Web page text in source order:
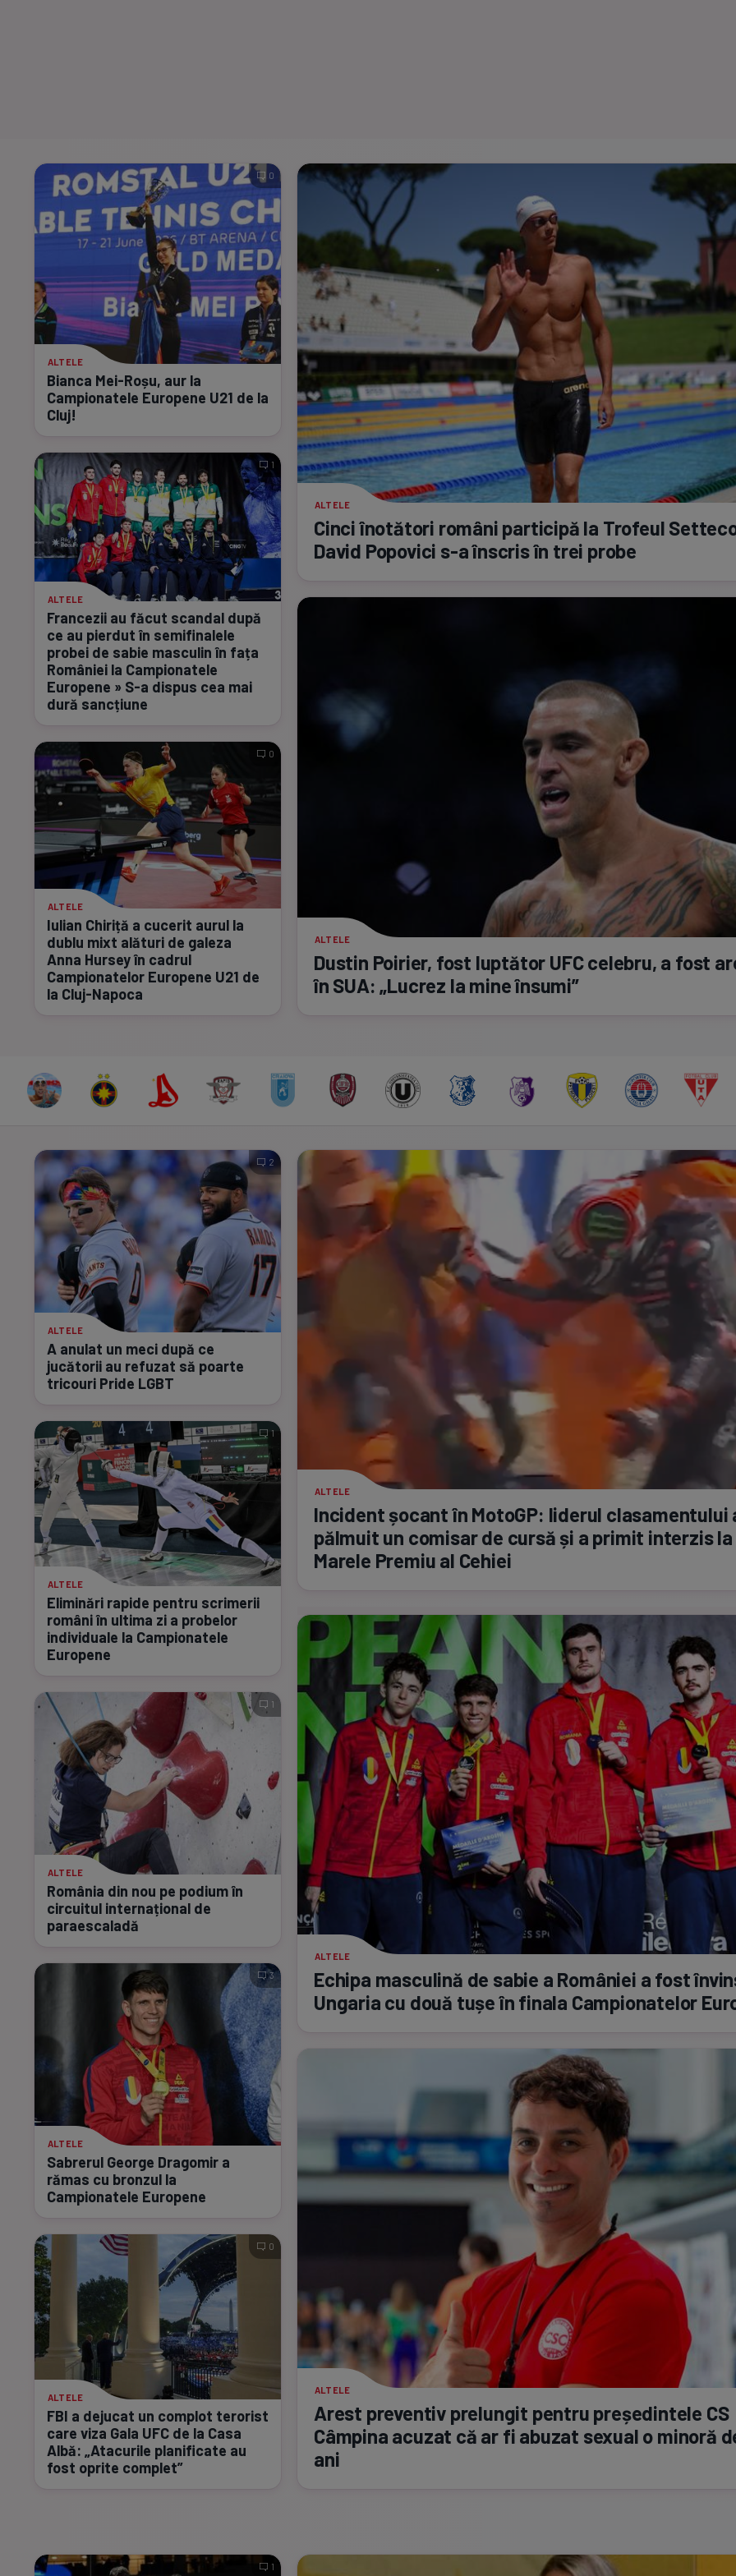
ALTELE
Bianca Mei-Roșu, aur la
Campionatele Europene U21 de la
Cluj!
0
ALTELE
Francezii au făcut scandal după
ce au pierdut în semifinalele
probei de sabie masculin în fața
României la Campionatele
Europene » S-a dispus cea mai
dură sancțiune
1
ALTELE
Iulian Chiriță a cucerit aurul la
dublu mixt alături de galeza
Anna Hursey în cadrul
Campionatelor Europene U21 de
la Cluj-Napoca
0
ALTELE
Cinci înotători români participă la Trofeul
David Popovici s-aînscris în trei probe
ALTELE
Dustin Poirier, fost luptător UFC celebru, a fost
în SUA: „Lucrez la mine însumi”
ALTELE
A anulat un meci după ce
jucătorii au refuzat să poarte
tricouri Pride LGBT
2
ALTELE
Eliminări rapide pentru scrimerii
români în ultima zi a probelor
individuale la Campionatele
Europene
1
ALTELE
România din nou pe podium în
circuitul internațional de
paraescaladă
1
ALTELE
Sabrerul George Dragomir a
rămas cu bronzul la
Campionatele Europene
3
ALTELE
FBI a dejucat un complot terorist
care viza Gala UFC de la Casa
Albă: „Atacurile planificate au
fost oprite complet”
0
ALTELE
Incident șocant în MotoGP: liderul clasamentului
pălmuit un comisar de cursă și a primit interzis la
Marele Premiu al Cehiei
ALTELE
Echipa masculină de sabie a României a fost
Ungaria cu două tușe în finala Campionatelor
ALTELE
Arest preventiv prelungit pentru președintele CS
Câmpina acuzat că ar fi abuzat sexual o minoră
ani
1